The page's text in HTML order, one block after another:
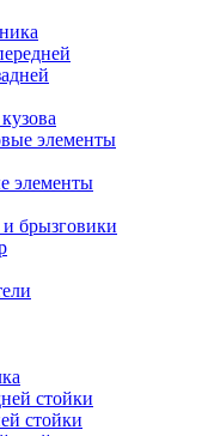
элементы
элементы
и брызговики
стойки
стойки